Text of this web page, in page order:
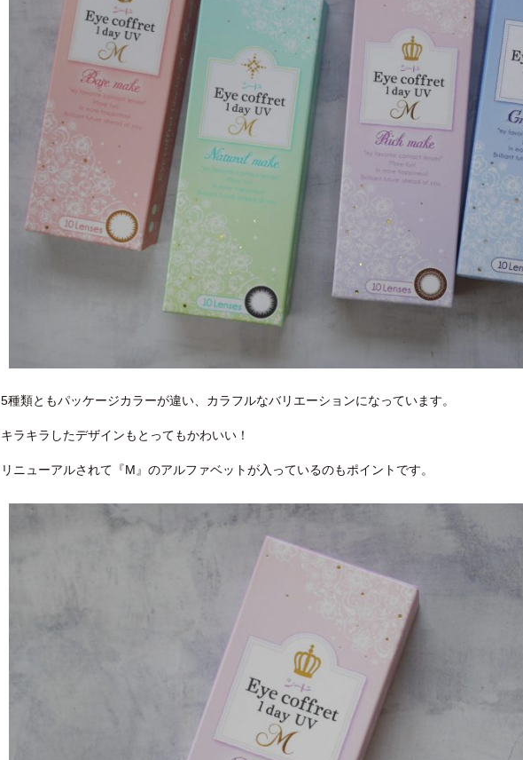
5種類ともパッケージカラーが違い、カラフルなバリエーションになっています。
キラキラしたデザインもとってもかわいい！
リニューアルされて『M』のアルファベットが入っているのもポイントです。